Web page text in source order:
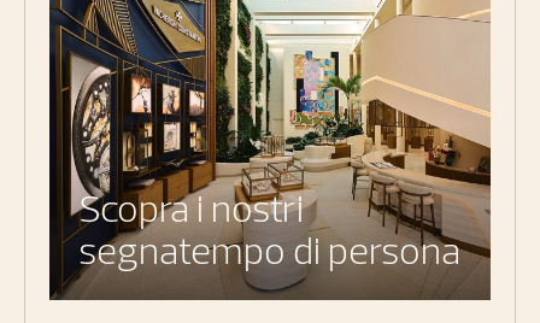
Scopra i nostri
segnatempo di persona